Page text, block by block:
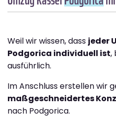
Weil wir wissen, dass jeder
Podgorica individuell ist,
ausführlich.
Im Anschluss erstellen wir
maßgeschneidertes
nach Podgorica.